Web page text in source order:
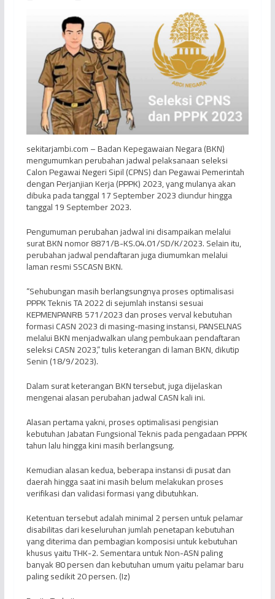
sekitarjambi.com – Badan Kepegawaian Negara (BKN)
mengumumkan perubahan jadwal pelaksanaan seleksi
Calon Pegawai Negeri Sipil (CPNS) dan Pegawai Pemerintah
dengan Perjanjian Kerja (PPPK) 2023, yang mulanya akan
dibuka pada tanggal 17 September 2023 diundur hingga
tanggal 19 September 2023.
Pengumuman perubahan jadwal ini disampaikan melalui
surat BKN nomor 8871/B-KS.04.01/SD/K/2023. Selain itu,
perubahan jadwal pendaftaran juga diumumkan melalui
laman resmi SSCASN BKN.
“Sehubungan masih berlangsungnya proses optimalisasi
PPPK Teknis TA 2022 di sejumlah instansi sesuai
KEPMENPANRB 571/2023 dan proses verval kebutuhan
formasi CASN 2023 di masing-masing instansi, PANSELNAS
melalui BKN menjadwalkan ulang pembukaan pendaftaran
seleksi CASN 2023,” tulis keterangan di laman BKN, dikutip
Senin (18/9/2023).
Dalam surat keterangan BKN tersebut, juga dijelaskan
mengenai alasan perubahan jadwal CASN kali ini.
Alasan pertama yakni, proses optimalisasi pengisian
kebutuhan Jabatan Fungsional Teknis pada pengadaan PPPK
tahun lalu hingga kini masih berlangsung.
Kemudian alasan kedua, beberapa instansi di pusat dan
daerah hingga saat ini masih belum melakukan proses
verifikasi dan validasi formasi yang dibutuhkan.
Ketentuan tersebut adalah minimal 2 persen untuk pelamar
disabilitas dari keseluruhan jumlah penetapan kebutuhan
yang diterima dan pembagian komposisi untuk kebutuhan
khusus yaitu THK-2. Sementara untuk Non-ASN paling
banyak 80 persen dan kebutuhan umum yaitu pelamar baru
paling sedikit 20 persen. (Iz)